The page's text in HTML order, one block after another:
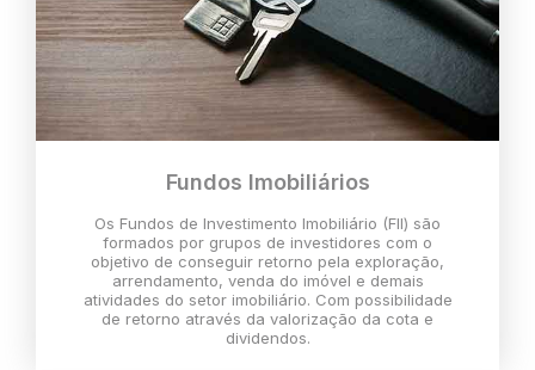
Fundos Imobiliários
Os Fundos de Investimento Imobiliário (FII) são
formados por grupos de investidores com o
objetivo de conseguir retorno pela exploração,
arrendamento, venda do imóvel e demais
atividades do setor imobiliário. Com possibilidade
de retorno através da valorização da cota e
dividendos.